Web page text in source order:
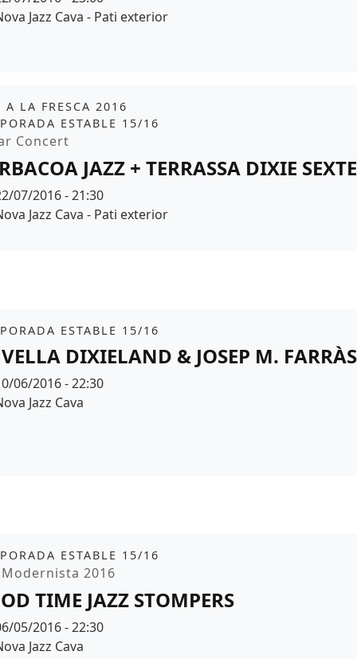
Jazz Cava - Pati exterior
A LA FRESCA 2016
ESTABLE 15/16
Concert
JAZZ + TERRASSA DIXIE
07/2016 - 21:30
Jazz Cava - Pati exterior
ESTABLE 15/16
DIXIELAND & JOSEP M. FARRÀS
06/2016 - 22:30
Jazz Cava
ESTABLE 15/16
2016
TIME JAZZ STOMPERS
05/2016 - 22:30
Jazz Cava